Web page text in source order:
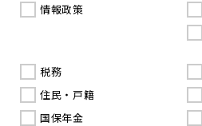
情報政策
税務
住民・戸籍
国保年金